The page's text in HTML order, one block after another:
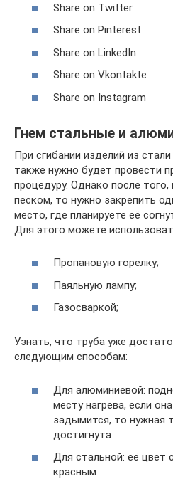
Share on Twitter
Share on Pinterest
Share on LinkedIn
Share on Vkontakte
Share on Instagram
Гнем стальные и
При сгибании изделий из
также нужно будет провести
процедуру. Однако после
песком, то нужно закрепить
место, где планируете её
Для этого можете
Пропановую горелку;
Паяльную лампу;
Газосваркой;
Узнать, что труба уже
следующим способам:
Для алюминиевой:
месту нагрева, если
задымится, то нужная
достигнута
Для стальной: её цвет
красным